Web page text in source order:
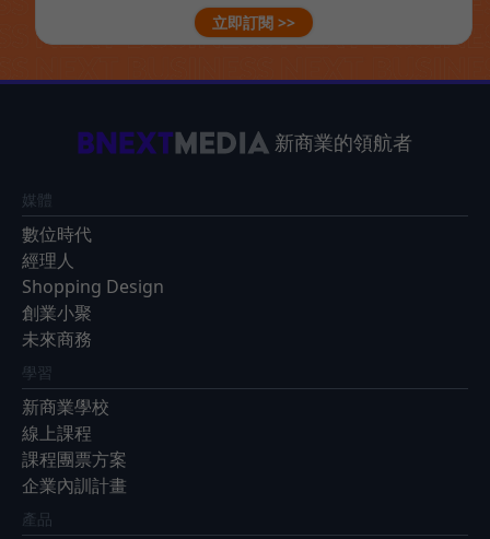
立即訂閱 >>
新商業的領航者
媒體
數位時代
經理人
Shopping Design
創業小聚
未來商務
學習
新商業學校
線上課程
課程團票方案
企業內訓計畫
產品